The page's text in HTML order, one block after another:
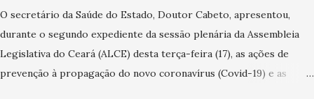
O secretário da Saúde do Estado, Doutor Cabeto, apresentou,
durante o segundo expediente da sessão plenária da Assembleia
Legislativa do Ceará (ALCE) desta terça-feira (17), as ações de
prevenção à propagação do novo coronavírus (Covid-19) e as